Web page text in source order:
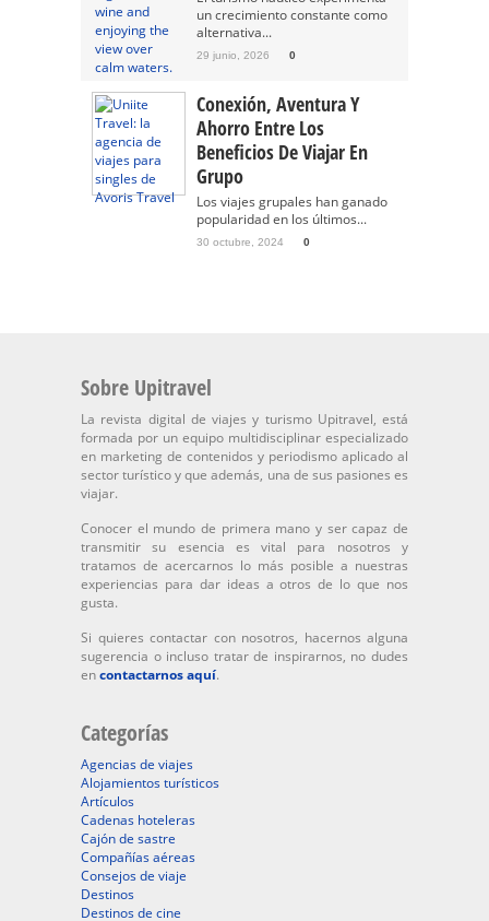
un crecimiento constante como
alternativa...
29 junio, 2026 0
Conexión, Aventura Y
Ahorro Entre Los
Beneficios De Viajar En
Grupo
Los viajes grupales han ganado
popularidad en los últimos...
30 octubre, 2024 0
Sobre Upitravel
La revista digital de viajes y turismo Upitravel, está
formada por un equipo multidisciplinar especializado
en marketing de contenidos y periodismo aplicado al
sector turístico y que además, una de sus pasiones es
viajar.
Conocer el mundo de primera mano y ser capaz de
transmitir su esencia es vital para nosotros y
tratamos de acercarnos lo más posible a nuestras
experiencias para dar ideas a otros de lo que nos
gusta.
Si quieres contactar con nosotros, hacernos alguna
sugerencia o incluso tratar de inspirarnos, no dudes
encontactarnos aquí.
Categorías
Agencias de viajes
Alojamientos turísticos
Artículos
Cadenas hoteleras
Cajón de sastre
Compañías aéreas
Consejos de viaje
Destinos
Destinos de cine